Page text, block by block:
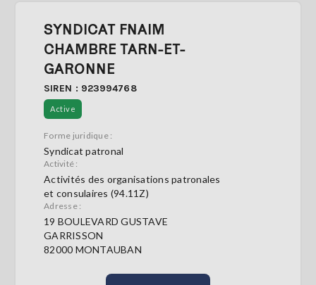
SYNDICAT FNAIM
CHAMBRE TARN-ET-
GARONNE
SIREN : 923994768
Active
Forme juridique :
Syndicat patronal
Activité :
Activités des organisations patronales
et consulaires (94.11Z)
Adresse :
19 BOULEVARD GUSTAVE
GARRISSON
82000 MONTAUBAN